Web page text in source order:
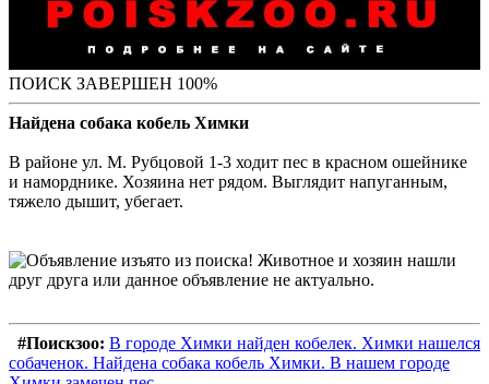
ПОИСК ЗАВЕРШЕН 100%
Найдена собака кобель Химки
В районе ул. М. Рубцовой 1-3 ходит пес в красном ошейнике
и наморднике. Хозяина нет рядом. Выглядит напуганным,
тяжело дышит, убегает.
#Поискзоо: В городе Химки найден кобелек. Химки нашелся
собаченок. Найдена собака кобель Химки. В нашем городе